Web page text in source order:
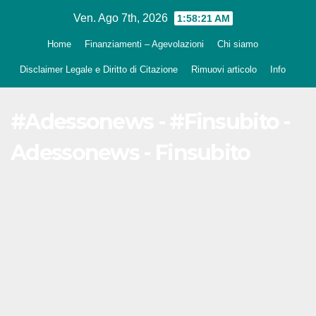
Ven. Ago 7th, 2026 1:58:22 AM
Home Finanziamenti – Agevolazioni Chi siamo
Disclaimer Legale e Diritto di Citazione Rimuovi articolo Info